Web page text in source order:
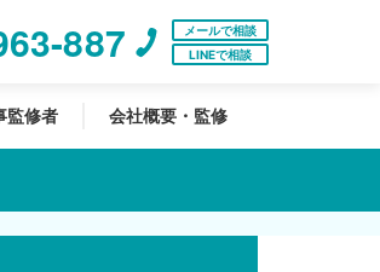
887
メールで相談
LINEで相談
監修者 会社概要・監修